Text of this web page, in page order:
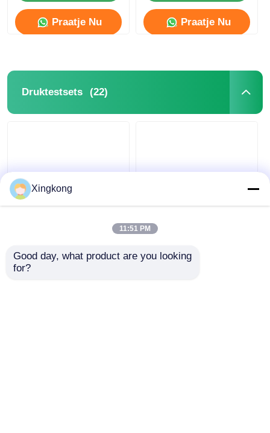
Praatje Nu Praatje Nu
Druktestsets (22)
druktesttoolkit
hydraulisch
drukgereedschap met
4 drukmeters /
verlengslangen
Xingkong
11:51 PM
Good day, what product are you looking
for?